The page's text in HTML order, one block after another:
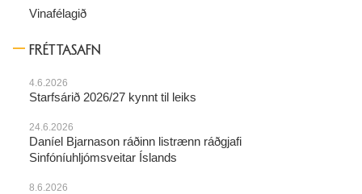
Vinafélagið
FRÉTTASAFN
4.6.2026
Starfsárið 2026/27 kynnt til leiks
24.6.2026
Daníel Bjarnason ráðinn listrænn ráðgjafi
Sinfóníuhljómsveitar Íslands
8.6.2026